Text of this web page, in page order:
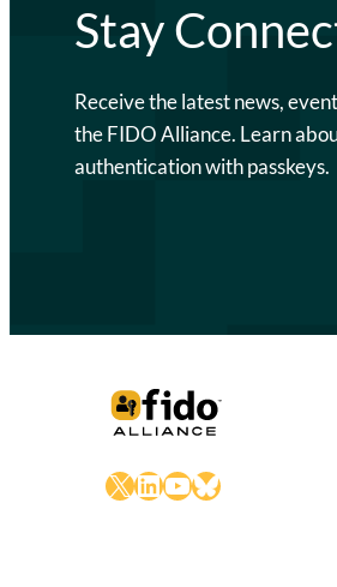
Stay
Receive the latest news,
the FIDO Alliance. Learn
authentication with passkeys.
X LinkedIn
YouTube
Bluesky